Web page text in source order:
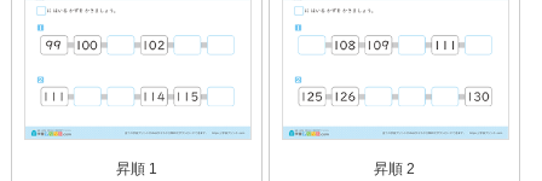
昇順 1 昇順 2